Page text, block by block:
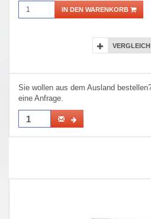
IN DEN WARENKORB
VERGLEICH
Sie wollen aus dem Ausland
eine Anfrage.